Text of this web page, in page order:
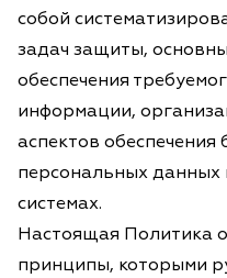
собой
задач защиты,
обеспечения
информации,
аспектов обеспечения
персональных
системах.
Настоящая Политика
принципы, которыми